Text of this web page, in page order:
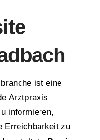
ist eine
Arztpraxis
informieren,
Erreichbarkeit zu